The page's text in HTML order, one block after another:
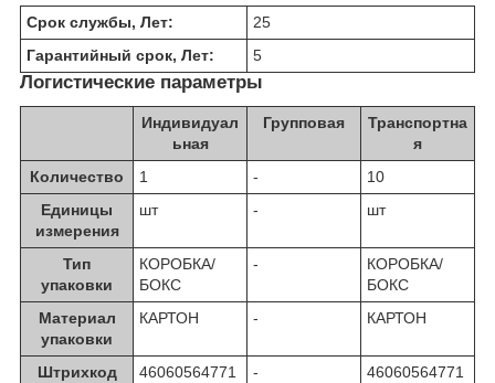
Срок службы, Лет:
25
Гарантийный срок, Лет:
5
Логистические параметры
Индивидуал
ьная
Групповая
Транспортна
я
Количество
1 -
10
Единицы
измерения
шт - шт
Тип
упаковки
КОРОБКА/
БОКС
-
КОРОБКА/
БОКС
Материал
упаковки
КАРТОН - КАРТОН
Штрихкод
46060564771
-
46060564771